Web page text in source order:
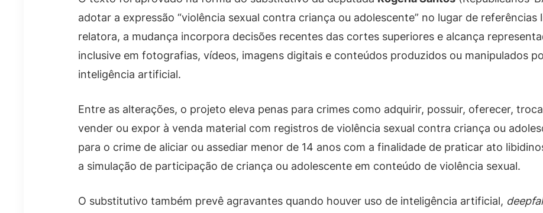
adotar a expressão “violência sexual contra criança ou adolescente” no lugar de referências
relatora, a mudança incorpora decisões recentes das cortes superiores e alcança
inclusive em fotografias, vídeos, imagens digitais e conteúdos produzidos ou manipulados
inteligência artificial.
Entre as alterações, o projeto eleva penas para crimes como adquirir, possuir, oferecer,
vender ou expor à venda material com registros de violência sexual contra criança ou
para o crime de aliciar ou assediar menor de 14 anos com a finalidade de praticar ato
a simulação de participação de criança ou adolescente em conteúdo de violência sexual.
O substitutivo também prevê agravantes quando houver uso de inteligência artificial,